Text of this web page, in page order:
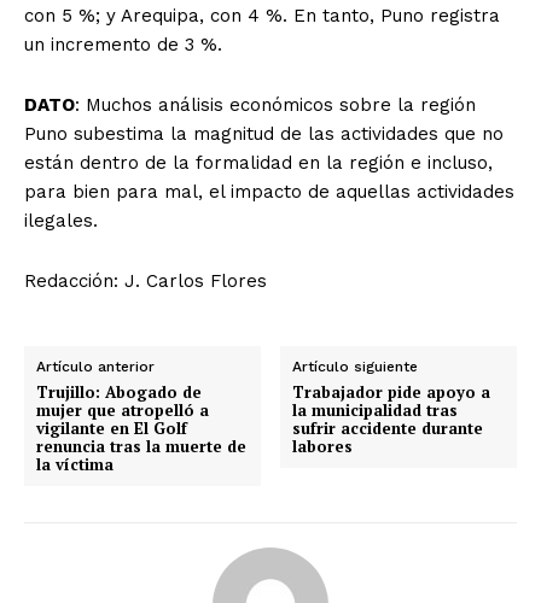
con 5 %; y Arequipa, con 4 %. En tanto, Puno registra
un incremento de 3 %.
DATO: Muchos análisis económicos sobre la región
Puno subestima la magnitud de las actividades que no
están dentro de la formalidad en la región e incluso,
para bien para mal, el impacto de aquellas actividades
ilegales.
Redacción: J. Carlos Flores
Artículo anterior
Trujillo: Abogado de
mujer que atropelló a
vigilante en El Golf
renuncia tras la muerte de
la víctima
Artículo siguiente
Trabajador pide apoyo a
la municipalidad tras
sufrir accidente durante
labores